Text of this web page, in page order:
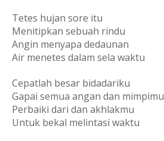
Tetes hujan sore itu
Menitipkan sebuah rindu
Angin menyapa dedaunan
Air menetes dalam sela waktu
Cepatlah besar bidadariku
Gapai semua angan dan mimpimu
Perbaiki dari dan akhlakmu
Untuk bekal melintasi waktu